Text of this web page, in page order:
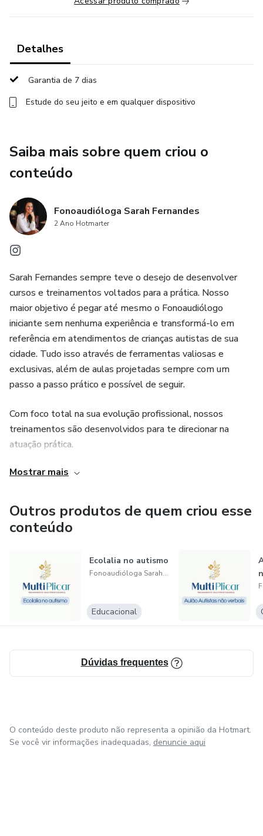
Reduzir sua carga horária, sem perder a qualidade de vida
Criar e vender cursos e treinamentos, multiplicando seus
ganhos e expandindo seu alcance para outros
Fonoaudiólogas que sonham em se destacar no mercado e
serem reconhecidas como especialistas no atendimento a
autistas.
Profissionais que querem equilibrar carreira e vida pessoal,
com mais tempo para si mesmas e sua família.
Fonoaudiólogas que desejam escalar seus ganhos, criando
Se você deseja uma agenda enxuta, clientes que pagam
pelo seu valor e uma carreira que combina realização e
qualidade de vida, a Mentoria Agenda de Sucesso é para
você!
Detalhes
Garantia de 7 dias
Estude do seu jeito e em qualquer dispositivo
Saiba mais sobre quem criou o
conteúdo
Fonoaudióloga Sarah Fernandes
2 Ano Hotmarter
Sarah Fernandes sempre teve o desejo de desenvolver
cursos e treinamentos voltados para a prática. Nosso
maior objetivo é pegar até mesmo o Fonoaudiólogo
iniciante sem nenhuma experiência e transformá-lo em
referência em atendimentos de crianças autistas de sua
cidade. Tudo isso através de ferramentas valiosas e
exclusivas, além de aulas projetadas sempre com um
passo a passo prático e possível de seguir.
Com foco total na sua evolução profissional, nossos
treinamentos são desenvolvidos para te direcionar na
atuação prática.
Muito mais que um curso, treinamentos que ensinam a
combinação exata entre teoria e prática.
Mostrar mais
Outros produtos de quem criou esse
conteúdo
Ecolalia no autismo
Fonoaudióloga Sarah Fernandes
Educacional
Dúvidas frequentes
O conteúdo deste produto não representa a opinião da Hotmart.
Se você vir informações inadequadas, denuncie aqui